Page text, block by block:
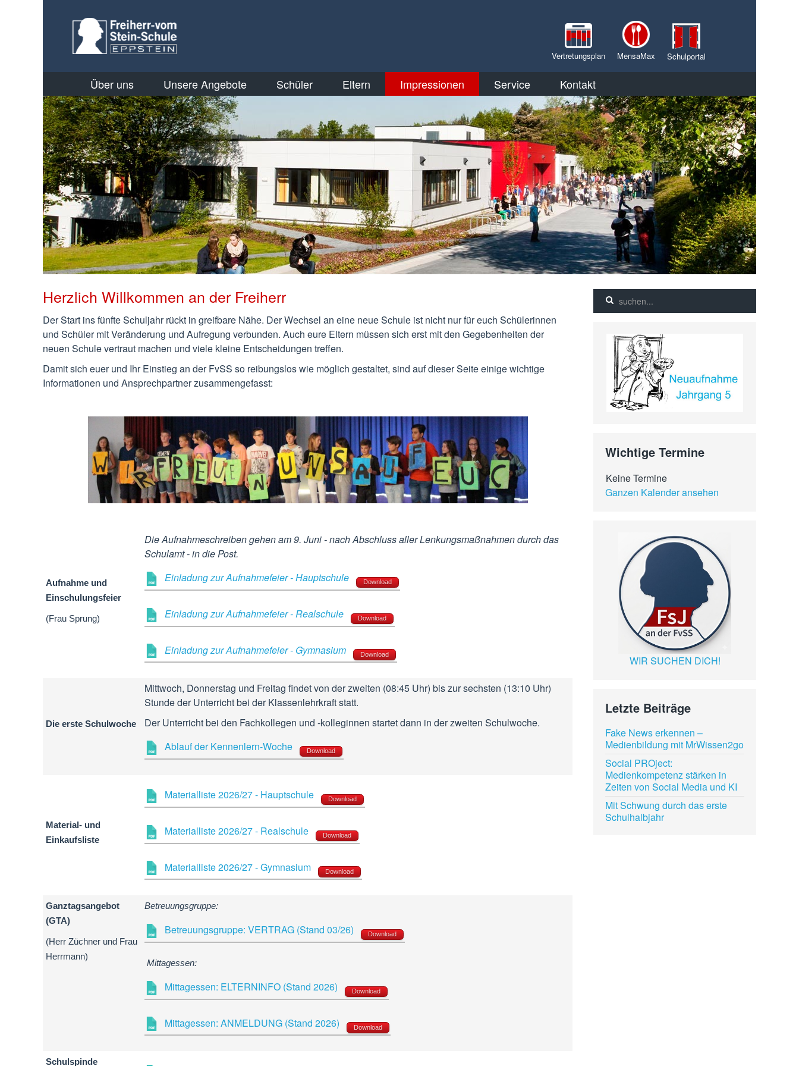
Vertretungsplan MensaMax Schulportal
Über uns Unsere Angebote Schüler Eltern Impressionen Service Kontakt
Herzlich Willkommen an der Freiherr
Der Start ins fünfte Schuljahr rückt in greifbare Nähe. Der Wechsel an eine neue Schule ist nicht nur für euch Schülerinnen
und Schüler mit Veränderung und Aufregung verbunden. Auch eure Eltern müssen sich erst mit den Gegebenheiten der
neuen Schule vertraut machen und viele kleine Entscheidungen treffen.
Damit sich euer und Ihr Einstieg an der FvSS so reibungslos wie möglich gestaltet, sind auf dieser Seite einige wichtige
Informationen und Ansprechpartner zusammengefasst:
Aufnahme und
Einschulungsfeier
(Frau Sprung)
Die Aufnahmeschreiben gehen am 9. Juni - nach Abschluss aller Lenkungsmaßnahmen durch das
Schulamt - in die Post.
Einladung zur Aufnahmefeier - Hauptschule
Download
Einladung zur Aufnahmefeier - Realschule Download
Einladung zur Aufnahmefeier - Gymnasium Download
Die erste Schulwoche
Mittwoch, Donnerstag und Freitag findet von der zweiten (08:45 Uhr) bis zur sechsten (13:10 Uhr)
Stunde der Unterricht bei der Klassenlehrkraft statt.
Der Unterricht bei den Fachkollegen und -kolleginnen startet dann in der zweiten Schulwoche.
Ablauf der Kennenlern-Woche
Download
Material- und
Einkaufsliste
Materialliste 2026/27 - Hauptschule Download
Materialliste 2026/27 - Realschule Download
Materialliste 2026/27 - Gymnasium Download
Ganztagsangebot
(GTA)
(Herr Züchner und Frau
Herrmann)
Betreuungsgruppe:
Betreuungsgruppe: VERTRAG (Stand 03/26) Download
Mittagessen:
Mittagessen: ELTERNINFO (Stand 2026) Download
Mittagessen: ANMELDUNG (Stand 2026) Download
Schulspinde
Wichtige Termine
Keine Termine
Ganzen Kalender ansehen
WIR SUCHEN DICH!
Letzte Beiträge
Fake News erkennen –
Medienbildung mit MrWissen2go
Social PROject:
Medienkompetenz stärken in
Zeiten von Social Media und KI
Mit Schwung durch das erste
Schulhalbjahr